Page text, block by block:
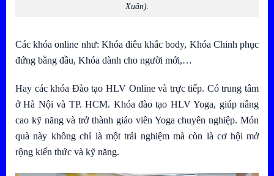
Xuân).
Các khóa online như: Khóa điêu khắc body, Khóa Chinh phục
đứng bằng đầu, Khóa dành cho người mới,…
Hay các khóa Đào tạo HLV Online và trực tiếp. Có trung tâm
ở Hà Nội và TP. HCM. Khóa đào tạo HLV Yoga, giúp nâng
cao kỹ năng và trở thành giáo viên Yoga chuyên nghiệp. Món
quà này không chỉ là một trải nghiệm mà còn là cơ hội mở
rộng kiến thức và kỹ năng.